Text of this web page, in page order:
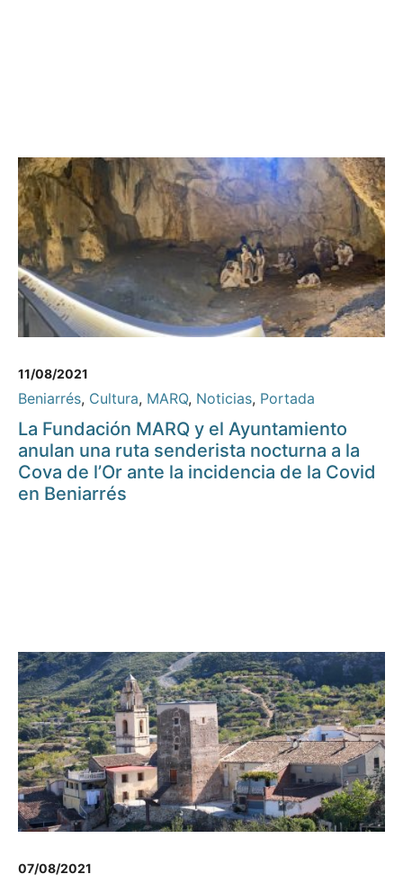
11/08/2021
Beniarrés, Cultura, MARQ, Noticias, Portada
La Fundación MARQ y el Ayuntamiento
anulan una ruta senderista nocturna a la
Cova de l’Or ante la incidencia de la Covid
en Beniarrés
07/08/2021